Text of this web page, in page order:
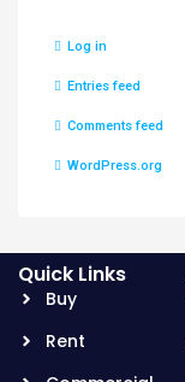
Log in
Entries feed
Comments feed
WordPress.org
Quick Links
Buy
Rent